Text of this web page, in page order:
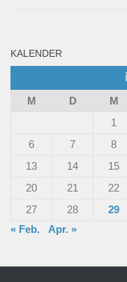
KALENDER
M
D M
1
6
7 8
13
14 15
20
21 22
27
28 29
« Feb.
Apr. »